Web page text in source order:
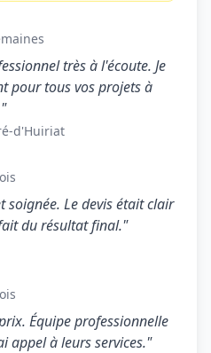
très à l'écoute. Je
pour tous vos projets à
d'Huiriat
soignée. Le devis était clair
du résultat final."
Équipe professionnelle
appel à leurs services."